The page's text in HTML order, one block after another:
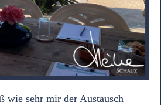
wie sehr mir der Austausch